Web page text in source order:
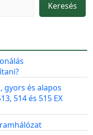
Keresés
gyors és alapos
514 és 515 EX